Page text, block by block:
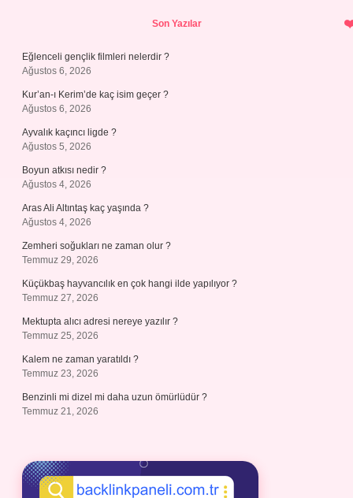
Son Yazılar
Eğlenceli gençlik filmleri nelerdir ?
Ağustos 6, 2026
Kur’an-ı Kerim’de kaç isim geçer ?
Ağustos 6, 2026
Ayvalık kaçıncı ligde ?
Ağustos 5, 2026
Boyun atkısı nedir ?
Ağustos 4, 2026
Aras Ali Altıntaş kaç yaşında ?
Ağustos 4, 2026
Zemheri soğukları ne zaman olur ?
Temmuz 29, 2026
Küçükbaş hayvancılık en çok hangi ilde yapılıyor ?
Temmuz 27, 2026
Mektupta alıcı adresi nereye yazılır ?
Temmuz 25, 2026
Kalem ne zaman yaratıldı ?
Temmuz 23, 2026
Benzinli mi dizel mi daha uzun ömürlüdür ?
Temmuz 21, 2026